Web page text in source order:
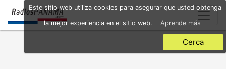
Skip
main
Este sitio web utiliza cookies para asegurar que usted obtenga
la mejor experiencia en el sitio web. Aprende más
Cerca